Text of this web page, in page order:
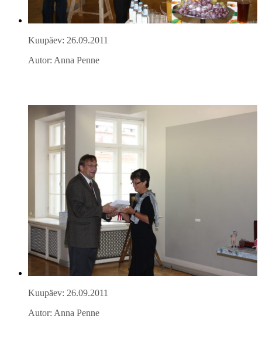
Kuupäev: 26.09.2011
Autor: Anna Penne
Kuupäev: 26.09.2011
Autor: Anna Penne